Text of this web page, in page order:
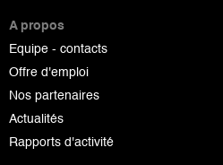
A propos
Equipe - contacts
Offre d'emploi
Nos partenaires
Actualités
Rapports d'activité